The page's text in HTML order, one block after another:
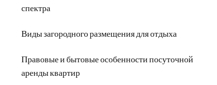
спектра
Виды загородного размещения для отдыха
Правовые и бытовые особенности посуточной
аренды квартир